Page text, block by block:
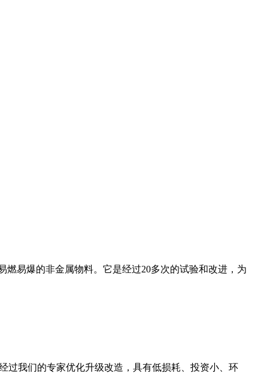
易爆的非金属物料。它是经过20多次的试验和改进，为
过我们的专家优化升级改造，具有低损耗、投资小、环